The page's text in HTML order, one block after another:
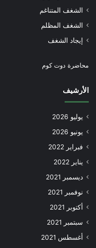
الشغف المتناغم
الشغف المظلم
إيجاد الشغف
محاضرة دوت كوم
الأرشيف
يوليو 2026
يونيو 2026
فبراير 2022
يناير 2022
ديسمبر 2021
نوفمبر 2021
أكتوبر 2021
سبتمبر 2021
أغسطس 2021